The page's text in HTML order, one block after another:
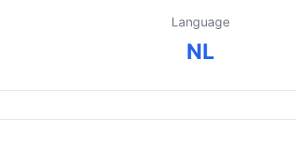
Language
NL